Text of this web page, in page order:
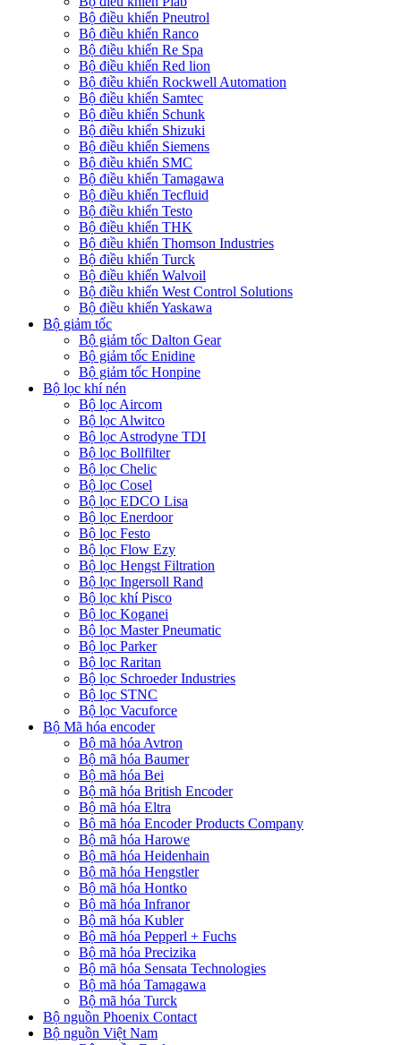
Bộ điều khiển Pneutrol
Bộ điều khiển Ranco
Bộ điều khiển Re Spa
Bộ điều khiển Red lion
Bộ điều khiển Rockwell Automation
Bộ điều khiển Samtec
Bộ điều khiển Schunk
Bộ điều khiển Shizuki
Bộ điều khiển Siemens
Bộ điều khiển SMC
Bộ điều khiển Tamagawa
Bộ điều khiển Tecfluid
Bộ điều khiển Testo
Bộ điều khiển THK
Bộ điều khiển Thomson Industries
Bộ điều khiển Turck
Bộ điều khiển Walvoil
Bộ điều khiển West Control Solutions
Bộ điều khiển Yaskawa
Bộ giảm tốc
Bộ giảm tốc Dalton Gear
Bộ giảm tốc Enidine
Bộ giảm tốc Honpine
Bộ lọc khí nén
Bộ lọc Aircom
Bộ lọc Alwitco
Bộ lọc Astrodyne TDI
Bộ lọc Bollfilter
Bộ lọc Chelic
Bộ lọc Cosel
Bộ lọc EDCO Lisa
Bộ lọc Enerdoor
Bộ lọc Festo
Bộ lọc Flow Ezy
Bộ lọc Hengst Filtration
Bộ lọc Ingersoll Rand
Bộ lọc khí Pisco
Bộ lọc Koganei
Bộ lọc Master Pneumatic
Bộ lọc Parker
Bộ lọc Raritan
Bộ lọc Schroeder Industries
Bộ lọc STNC
Bộ lọc Vacuforce
Bộ Mã hóa encoder
Bộ mã hóa Avtron
Bộ mã hóa Baumer
Bộ mã hóa Bei
Bộ mã hóa British Encoder
Bộ mã hóa Eltra
Bộ mã hóa Encoder Products Company
Bộ mã hóa Harowe
Bộ mã hóa Heidenhain
Bộ mã hóa Hengstler
Bộ mã hóa Hontko
Bộ mã hóa Infranor
Bộ mã hóa Kubler
Bộ mã hóa Pepperl + Fuchs
Bộ mã hóa Precizika
Bộ mã hóa Sensata Technologies
Bộ mã hóa Tamagawa
Bộ mã hóa Turck
Bộ nguồn Phoenix Contact
Bộ nguồn Việt Nam